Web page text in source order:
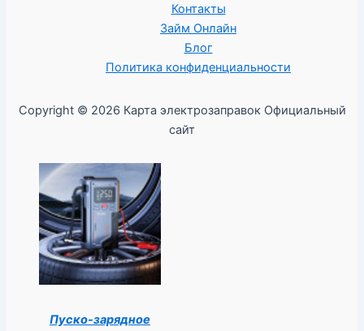
Контакты
Займ Онлайн
Блог
Политика конфиденциальности
Copyright © 2026 Карта электрозаправок Официальный
сайт
Пуско-зарядное